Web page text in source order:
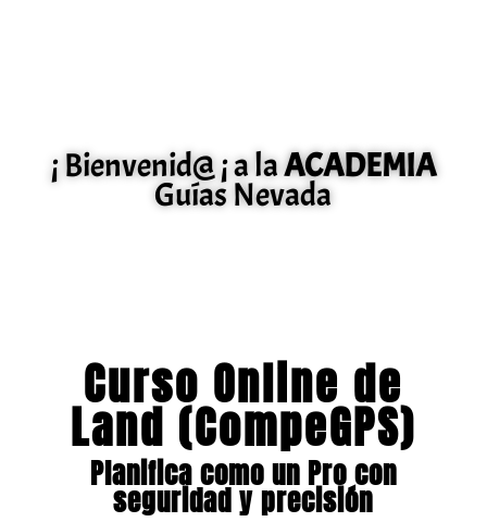
¡ Bienvenid@ ¡ a laACADEMIA
Guías Nevada
Curso Online de
Land (CompeGPS)
Planifica como un Pro con
seguridad y precisión